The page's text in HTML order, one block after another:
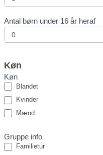
Antal børn under 16 år heraf
Køn
Køn
Blandet
Kvinder
Mænd
Gruppe info
Familietur